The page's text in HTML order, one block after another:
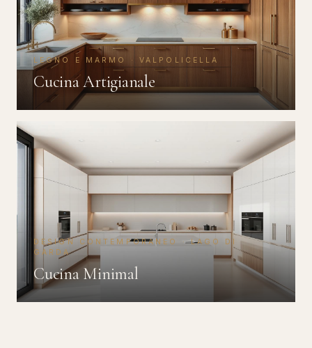
LEGNO E MARMO · VALPOLICELLA
Cucina Artigianale
DESIGN CONTEMPORANEO · LAGO DI
GARDA
Cucina Minimal